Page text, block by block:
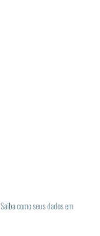
Saiba como seus dados em